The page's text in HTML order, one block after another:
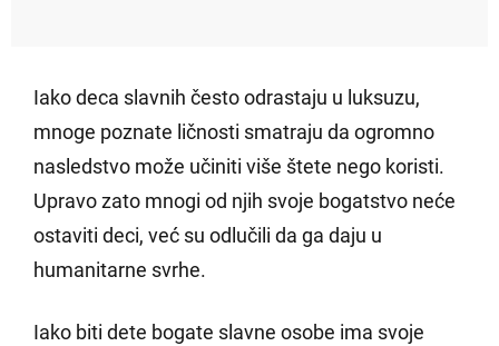
Iako deca slavnih često odrastaju u luksuzu,
mnoge poznate ličnosti smatraju da ogromno
nasledstvo može učiniti više štete nego koristi.
Upravo zato mnogi od njih svoje bogatstvo neće
ostaviti deci, već su odlučili da ga daju u
humanitarne svrhe.
Iako biti dete bogate slavne osobe ima svoje